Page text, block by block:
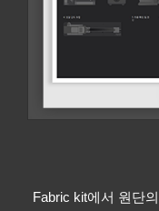
Fabric kit에서 원단